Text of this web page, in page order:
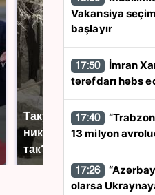
Такую зиму в России
никто не ждал: как
так?!
Vakansiya
başlayır
17:50
tərəfdarı həbs
17:40
13 milyon
17:26
olarsa